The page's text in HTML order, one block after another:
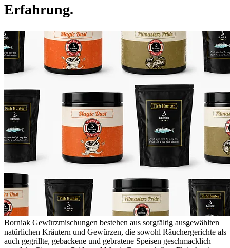
Erfahrung.
Borniak Gewürzmischungen bestehen aus sorgfältig ausgewählten
natürlichen Kräutern und Gewürzen, die sowohl Räuchergerichte als
auch gegrillte, gebackene und gebratene Speisen geschmacklich